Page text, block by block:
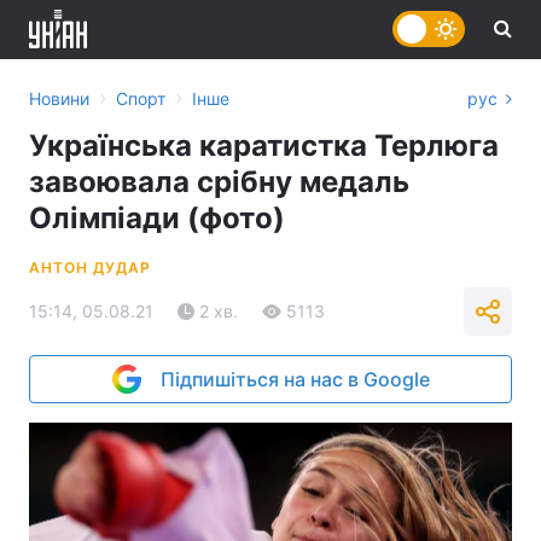
Новини › Спорт › Інше рус
Українська каратистка Терлюга
завоювала срібну медаль
Олімпіади (фото)
АНТОН ДУДАР
15:14, 05.08.21 2 хв. 5113
Підпишіться на нас в Google